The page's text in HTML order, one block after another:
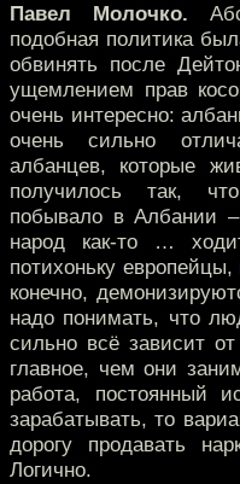
Павел Молочко.
подобная политика
обвинять после
ущемлением прав
очень интересно:
очень сильно
албанцев, которые
получилось так,
побывало в Албании
народ как-то …
потихоньку
конечно,
надо понимать, что
сильно всё зависит
главное, чем они
работа, постоянный
зарабатывать, то
дорогу продавать
Логично.